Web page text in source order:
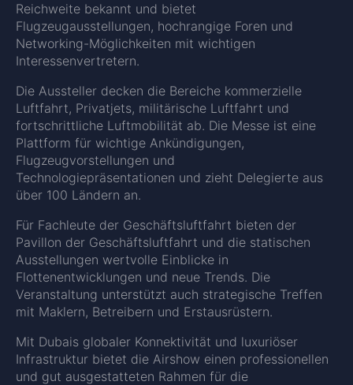
Reichweite bekannt und bietet
Flugzeugausstellungen, hochrangige Foren und
Networking-Möglichkeiten mit wichtigen
Interessenvertretern.
Die Aussteller decken die Bereiche kommerzielle
Luftfahrt, Privatjets, militärische Luftfahrt und
fortschrittliche Luftmobilität ab. Die Messe ist eine
Plattform für wichtige Ankündigungen,
Flugzeugvorstellungen und
Technologiepräsentationen und zieht Delegierte aus
über 100 Ländern an.
Für Fachleute der Geschäftsluftfahrt bieten der
Pavillon der Geschäftsluftfahrt und die statischen
Ausstellungen wertvolle Einblicke in
Flottenentwicklungen und neue Trends. Die
Veranstaltung unterstützt auch strategische Treffen
mit Maklern, Betreibern und Erstausrüstern.
Mit Dubais globaler Konnektivität und luxuriöser
Infrastruktur bietet die Airshow einen professionellen
und gut ausgestatteten Rahmen für die